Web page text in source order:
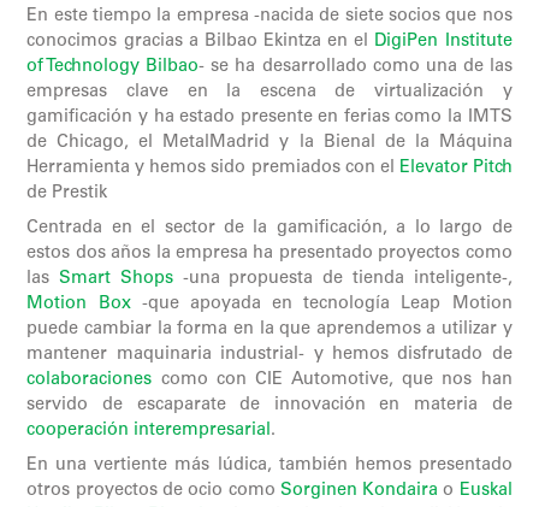
En este tiempo la empresa -nacida de siete socios que nos
conocimos gracias a Bilbao Ekintza en el DigiPen Institute
of Technology Bilbao- se ha desarrollado como una de las
empresas clave en la escena de virtualización y
gamificación y ha estado presente en ferias como la IMTS
de Chicago, el MetalMadrid y la Bienal de la Máquina
Herramienta y hemos sido premiados con el Elevator Pitch
de Prestik
Centrada en el sector de la gamificación, a lo largo de
estos dos años la empresa ha presentado proyectos como
lasSmart Shops-una propuesta de tienda inteligente-,
Motion Box-que apoyada en tecnología Leap Motion
puede cambiar la forma en la que aprendemos a utilizar y
mantener maquinaria industrial- y hemos disfrutado de
colaboraciones como con CIE Automotive, que nos han
servido de escaparate de innovación en materia de
cooperación interempresarial.
En una vertiente más lúdica, también hemos presentado
otros proyectos de ocio como Sorginen Kondaira o Euskal